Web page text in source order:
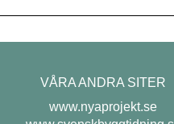
VÅRA ANDRA SITER
www.nyaprojekt.se